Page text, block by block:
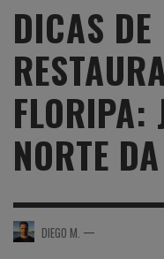
DICAS DE
FLORIPA:
NORTE
DIEGO M. —